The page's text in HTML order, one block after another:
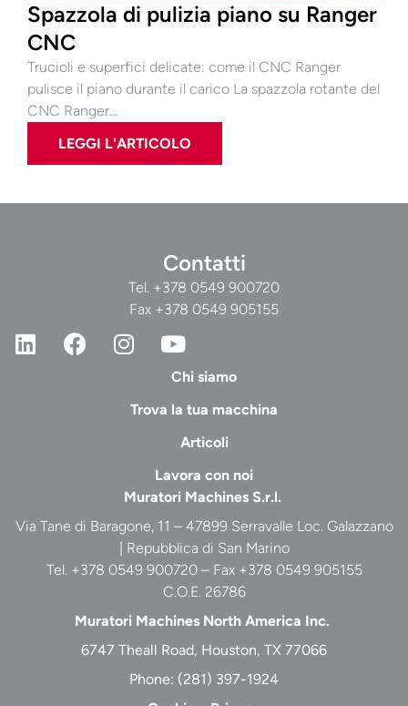
Spazzola di pulizia piano su Ranger
CNC
Trucioli e superfici delicate: come il CNC Ranger
pulisce il piano durante il carico La spazzola rotante del
CNC Ranger…
LEGGI L'ARTICOLO
Muratori Machines S.r.l.
Via Tane di Baragone, 11 – 47899 Serravalle Loc. Galazzano
| Repubblica di San Marino
Tel. +378 0549 900720 – Fax +378 0549 905155
C.O.E. 26786
Muratori Machines North America Inc.
6747 Theall Road, Houston, TX 77066
Phone: (281) 397-1924
Chi siamo
Trova la tua macchina
Articoli
Lavora con noi
Contatti
Tel. +378 0549 900720
Fax +378 0549 905155